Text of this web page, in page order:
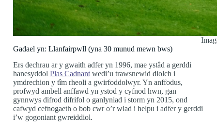
Gadael yn: Llanfairpwll (yna 30 munud mewn bws)
Ers dechrau ar y gwaith adfer yn 1996, mae ystâd a gerddi
hanesyddol Plas Cadnantwedi’u trawsnewid diolch i
ymdrechion y tîm rheoli a gwirfoddolwyr. Yn anffodus,
profwyd ambell anffawd yn ystod y cyfnod hwn, gan
gynnwys difrod difrifol o ganlyniad i storm yn 2015, ond
cafwyd cefnogaeth o bob cwr o’r wlad i helpu i adfer y gerddi
i’w gogoniant gwreiddiol.